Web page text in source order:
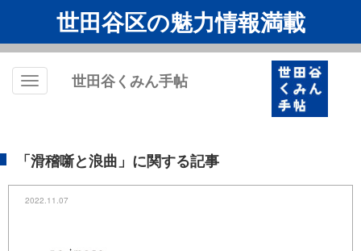
世田谷区の魅力情報満載
Toggle
世田谷くみん手帖
「滑稽噺と浪曲」に関する記事
2022.11.07